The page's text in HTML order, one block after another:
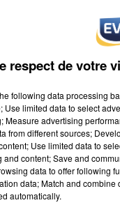
respect de votre
following data processing
Use limited data to select
Measure advertising
from different sources;
Use limited data to
content; Save and
data to offer following
data; Match and
automatically.